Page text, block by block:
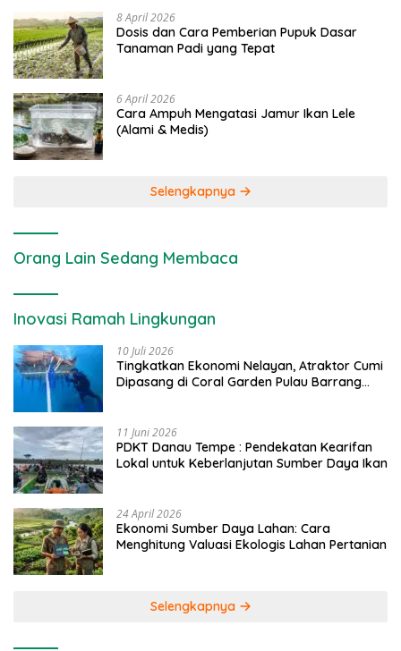
8 April 2026
Dosis dan Cara Pemberian Pupuk Dasar
Tanaman Padi yang Tepat
6 April 2026
Cara Ampuh Mengatasi Jamur Ikan Lele
(Alami & Medis)
Selengkapnya
Orang Lain Sedang Membaca
Inovasi Ramah Lingkungan
10 Juli 2026
Tingkatkan Ekonomi Nelayan, Atraktor Cumi
Dipasang di Coral Garden Pulau Barrang
11 Juni 2026
PDKT Danau Tempe : Pendekatan Kearifan
Lokal untuk Keberlanjutan Sumber Daya Ikan
24 April 2026
Ekonomi Sumber Daya Lahan: Cara
Menghitung Valuasi Ekologis Lahan Pertanian
Selengkapnya